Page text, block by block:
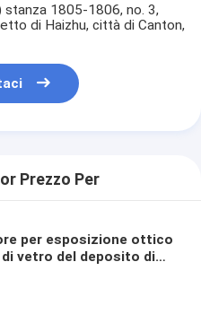
1805-1806, no. 3,
di Haizhu, città di Canton,
Prezzo Per
per esposizione ottico
vetro del deposito di